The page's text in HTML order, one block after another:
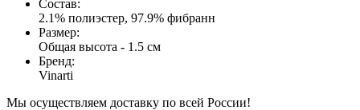
Состав:
2.1% полиэстер, 97.9% фибранн
Размер:
Общая высота - 1.5 см
Бренд:
Vinarti
Мы осуществляем доставку по всей России!